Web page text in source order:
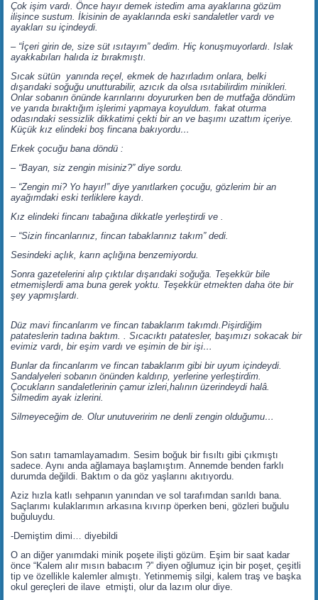
Çok işim vardı. Önce hayır demek istedim ama ayaklarına gözüm
ilişince sustum. İkisinin de ayaklarında eski sandaletler vardı ve
ayakları su içindeydi.
– “İçeri girin de, size süt ısıtayım” dedim. Hiç konuşmuyorlardı. Islak
ayakkabıları halıda iz bırakmıştı.
Sıcak sütün yanında reçel, ekmek de hazırladım onlara, belki
dışarıdaki soğuğu unutturabilir, azıcık da olsa ısıtabilirdim minikleri.
Onlar sobanın önünde karınlarını doyururken ben de mutfağa döndüm
ve yarıda bıraktığım işlerimi yapmaya koyuldum. fakat oturma
odasındaki sessizlik dikkatimi çekti bir an ve başımı uzattım içeriye.
Küçük kız elindeki boş fincana bakıyordu…
Erkek çocuğu bana döndü :
– “Bayan, siz zengin misiniz?” diye sordu.
– “Zengin mi? Yo hayır!” diye yanıtlarken çocuğu, gözlerim bir an
ayağımdaki eski terliklere kaydı.
Kız elindeki fincanı tabağına dikkatle yerleştirdi ve .
– “Sizin fincanlarınız, fincan tabaklarınız takım” dedi.
Sesindeki açlık, karın açlığına benzemiyordu.
Sonra gazetelerini alıp çıktılar dışarıdaki soğuğa. Teşekkür bile
etmemişlerdi ama buna gerek yoktu. Teşekkür etmekten daha öte bir
şey yapmışlardı.
Düz mavi fincanlarım ve fincan tabaklarım takımdı.Pişirdiğim
patateslerin tadına baktım. . Sıcacıktı patatesler, başımızı sokacak bir
evimiz vardı, bir eşim vardı ve eşimin de bir işi…
Bunlar da fincanlarım ve fincan tabaklarım gibi bir uyum içindeydi.
Sandalyeleri sobanın önünden kaldırıp, yerlerine yerleştirdim.
Çocukların sandaletlerinin çamur izleri,halının üzerindeydi halâ.
Silmedim ayak izlerini.
Silmeyeceğim de. Olur unutuveririm ne denli zengin olduğumu…
Son satırı tamamlayamadım. Sesim boğuk bir fısıltı gibi çıkmıştı
sadece. Aynı anda ağlamaya başlamıştım. Annemde benden farklı
durumda değildi. Baktım o da göz yaşlarını akıtıyordu.
Aziz hızla katlı sehpanın yanından ve sol tarafımdan sarıldı bana.
Saçlarımı kulaklarımın arkasına kıvırıp öperken beni, gözleri buğulu
buğuluydu.
-Demiştim dimi… diyebildi
O an diğer yanımdaki minik poşete ilişti gözüm. Eşim bir saat kadar
önce “Kalem alır mısın babacım ?” diyen oğlumuz için bir poşet, çeşitli
tip ve özellikle kalemler almıştı. Yetinmemiş silgi, kalem traş ve başka
okul gereçleri de ilave etmişti, olur da lazım olur diye.